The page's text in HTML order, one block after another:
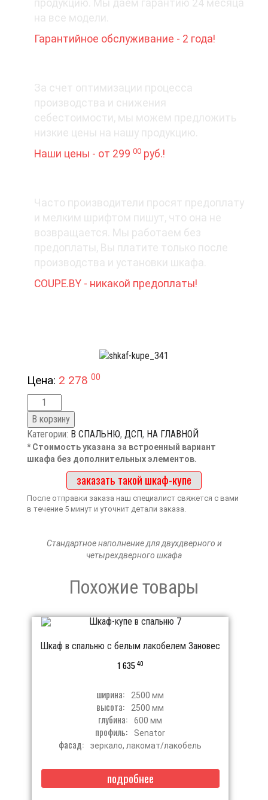
продукцию. Мы даем гарантию 24 месяца
на все модели.
Гарантийное обслуживание - 2 года!
За счет оптимизации процесса
производства и снижения
себестоимости, мы можем предложить
низкие цены на нашу продукцию.
Наши цены - от 29900 руб.!
Часто производители просят предоплату
и мелким шрифтом пишут, что она не
возвращается. Мы работаем без
предоплаты, Вы платите только после
производства и установки шкафа.
COUPE.BY - никакой предоплаты!
Цена: 2 27800
В корзину
Категории: В СПАЛЬНЮ,ДСП, НА ГЛАВНОЙ
* Стоимость указана за встроенный вариант
шкафа без дополнительных элементов.
заказать такой шкаф-купе
После отправки заказа наш специалист свяжется с вами
в течение 5 минут и уточнит детали заказа.
Стандартное наполнение для двухдверного и
четырехдверного шкафа
Похожие товары
Шкаф в спальню с белым лакобелем Зановес
1 635 40
ширина: 2500 мм
высота: 2500 мм
глубина: 600 мм
профиль: Senator
фасад: зеркало, лакомат/лакобель
подробнее